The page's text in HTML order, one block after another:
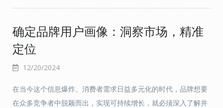
确定品牌用户画像：洞察市场，精准
定位
12/20/2024
在当今这个信息爆炸、消费者需求日益多元化的时代，品牌想要
在众多竞争者中脱颖而出，实现可持续增长，就必须深入了解并